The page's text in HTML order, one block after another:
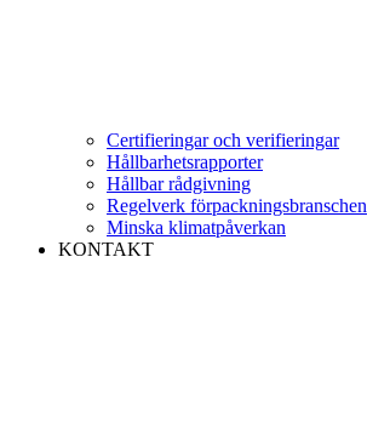
Certifieringar och verifieringar
Hållbarhetsrapporter
Hållbar rådgivning
Regelverk förpackningsbranschen
Minska klimatpåverkan
KONTAKT